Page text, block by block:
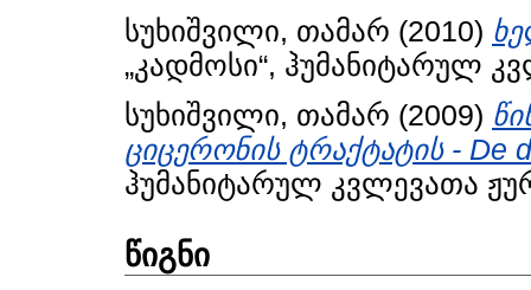
სუხიშვილი, თამარ (2010)
„კადმოსი“, ჰუმანიტარულ
სუხიშვილი, თამარ (2009)
ციცერონის ტრაქტატის - De
ჰუმანიტარულ კვლევათა
წიგნი